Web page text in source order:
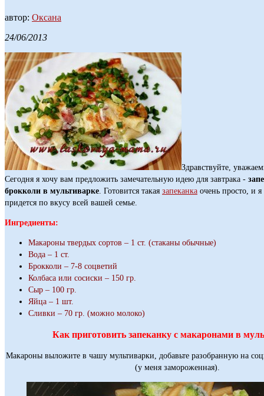
автор: Оксана
24/06/2013
Здравствуйте,
Сегодня я хочу вам предложить замечательную идею для завтрака -
брокколи в мультиварке . Готовится такая запеканка очень просто, и
придется по вкусу всей вашей семье.
Ингредиенты:
Макароны твердых сортов – 1 ст. (стаканы обычные)
Вода – 1 ст.
Брокколи – 7-8 соцветий
Колбаса или сосиски – 150 гр.
Сыр – 100 гр.
Яйца – 1 шт.
Сливки – 70 гр. (можно молоко)
Как приготовить запеканку с макаронами в
Макароны выложите в чашу мультиварки, добавьте разобранную на
(у меня замороженная).